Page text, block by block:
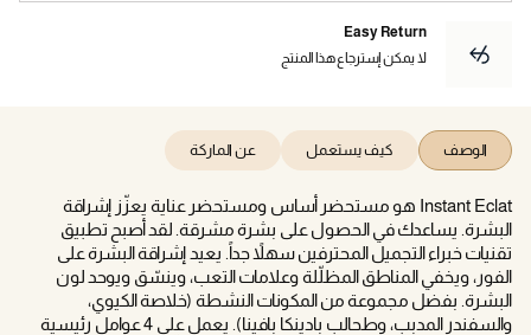
Easy Return
لا يمكن إسترجاع هذا المنتج
الوصف كيف يستعمل عن الماركة
Instant Eclat هو مستحضر أساس ومستحضر عناية يعزّز إشراقة
البشرة. يساعدك في الحصول على بشرة مشرقة. لقد أصبح تطبيق
تقنيات خبراء التجميل المحترفين سهلاً جداً. يعيد إشراقة البشرة على
الفور، ويخفي المناطق المظلّلة وعلامات التعب، وينسّق ويوحد لون
البشرة. بفضل مجموعة من المكونات النشطة (خلاصة الكيوي،
والسفندر المدبب، وطحالب بادينكا بافينا). يعمل على 4 عوامل رئيسية